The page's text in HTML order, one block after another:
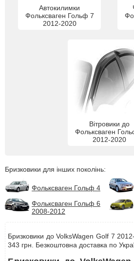
Автокилимки
Фольксваген Гольф 7
2012-2020
Вітровики до
Фольксваген
2012-2020
Бризковики для інших поколінь:
Фольксваген Гольф 4
Фольксваген Гольф 6
2008-2012
Бризковики до VolksWagen Golf 7
343 грн. Безкоштовна доставка по